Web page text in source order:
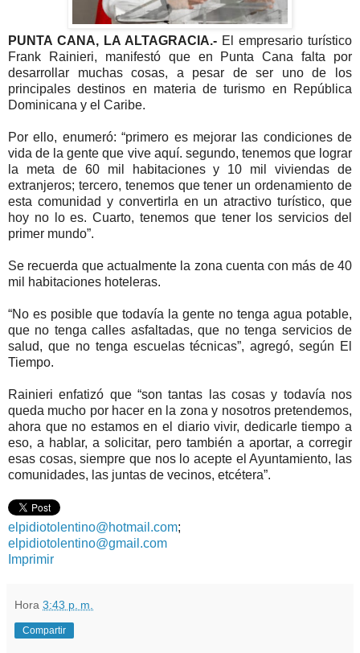
PUNTA CANA, LA ALTAGRACIA.- El empresario turístico
Frank Rainieri, manifestó que en Punta Cana falta por
desarrollar muchas cosas, a pesar de ser uno de los
principales destinos en materia de turismo en República
Dominicana y el Caribe.
Por ello, enumeró: “primero es mejorar las condiciones de
vida de la gente que vive aquí. segundo, tenemos que lograr
la meta de 60 mil habitaciones y 10 mil viviendas de
extranjeros; tercero, tenemos que tener un ordenamiento de
esta comunidad y convertirla en un atractivo turístico, que
hoy no lo es. Cuarto, tenemos que tener los servicios del
primer mundo”.
Se recuerda que actualmente la zona cuenta con más de 40
mil habitaciones hoteleras.
“No es posible que todavía la gente no tenga agua potable,
que no tenga calles asfaltadas, que no tenga servicios de
salud, que no tenga escuelas técnicas”, agregó, según El
Tiempo.
Rainieri enfatizó que “son tantas las cosas y todavía nos
queda mucho por hacer en la zona y nosotros pretendemos,
ahora que no estamos en el diario vivir, dedicarle tiempo a
eso, a hablar, a solicitar, pero también a aportar, a corregir
esas cosas, siempre que nos lo acepte el Ayuntamiento, las
comunidades, las juntas de vecinos, etcétera”.
elpidiotolentino@hotmail.com;
elpidiotolentino@gmail.com
Imprimir
Hora 3:43 p. m.
Compartir